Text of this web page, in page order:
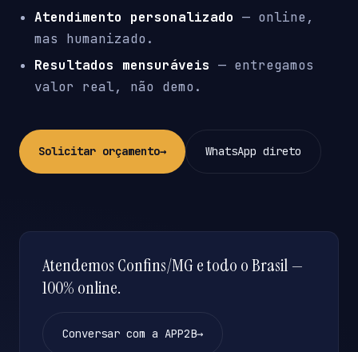
Atendimento personalizado — online,
mas humanizado.
Resultados mensuráveis — entregamos
valor real, não demo.
Solicitar orçamento→ WhatsApp direto
Atendemos Confins/MG e todo o Brasil —
100% online.
Conversar com a APP2B→